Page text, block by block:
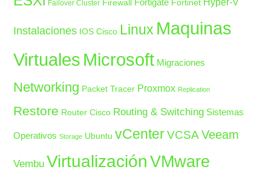
Failover Cluster Firewall Fortigate Fortinet Hyper-V
Instalaciones IOS Cisco Linux Maquinas
Virtuales Microsoft Migraciones
Networking Packet Tracer Proxmox Replication
Restore Router Cisco Routing & Switching Sistemas
Operativos Storage Ubuntu vCenter VCSA Veeam
Vembu Virtualización VMware